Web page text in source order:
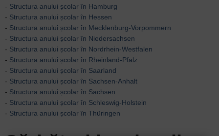
- Structura anului școlar în Hamburg
- Structura anului școlar în Hessen
- Structura anului școlar în Mecklenburg-Vorpommern
- Structura anului școlar în Niedersachsen
- Structura anului școlar în Nordrhein-Westfalen
- Structura anului școlar în Rheinland-Pfalz
- Structura anului școlar în Saarland
- Structura anului școlar în Sachsen-Anhalt
- Structura anului școlar în Sachsen
- Structura anului școlar în Schleswig-Holstein
- Structura anului școlar în Thüringen